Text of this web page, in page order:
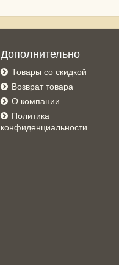
Дополнительно
Товары со скидкой
Возврат товара
О компании
Политика
конфиденциальности